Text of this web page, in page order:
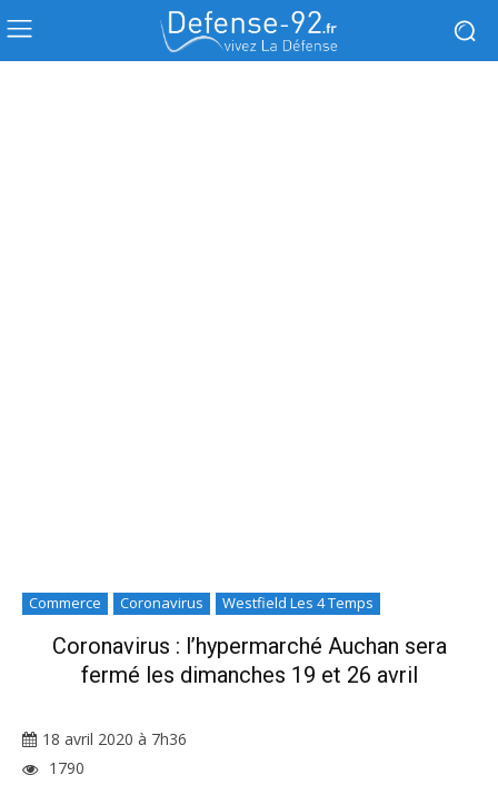
Commerce Coronavirus Westfield Les 4 Temps
Coronavirus : l’hypermarché Auchan sera
fermé les dimanches 19 et 26 avril
18 avril 2020 à 7h36
1790